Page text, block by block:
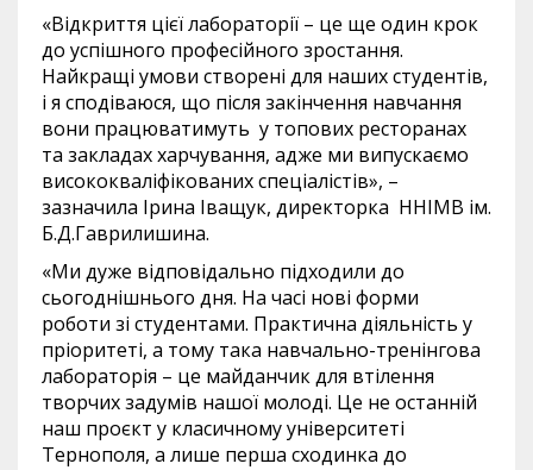
«Відкриття цієї лабораторії – це ще один крок
до успішного професійного зростання.
Найкращі умови створені для наших студентів,
і я сподіваюся, що після закінчення навчання
вони працюватимуть у топових ресторанах
та закладах харчування, адже ми випускаємо
висококваліфікованих спеціалістів», –
зазначила Ірина Іващук, директорка ННІМВ ім.
Б.Д.Гаврилишина.
«Ми дуже відповідально підходили до
сьогоднішнього дня. На часі нові форми
роботи зі студентами. Практична діяльність у
пріоритеті, а тому така навчально-тренінгова
лабораторія – це майданчик для втілення
творчих задумів нашої молоді. Це не останній
наш проєкт у класичному університеті
Тернополя, а лише перша сходинка до